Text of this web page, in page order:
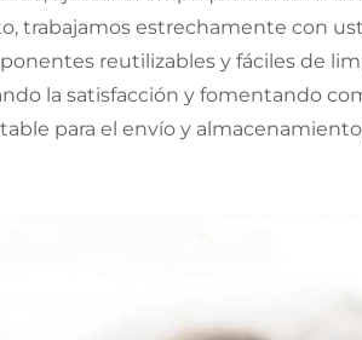
trabajamos estrechamente con
reutilizables y fáciles de
la satisfacción y fomentando
para el envío y